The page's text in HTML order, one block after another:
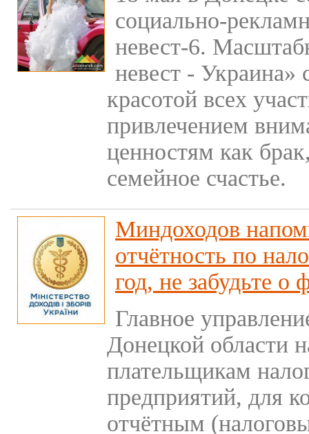
социально-
невест-6.
невест - Украина»
красотой всех
привлечением
ценностям как
семейное счастье.
Миндоходов
отчётность по
год, не забудьте о
Главное
Донецкой области
плательщикам
предприятий, для
отчётным